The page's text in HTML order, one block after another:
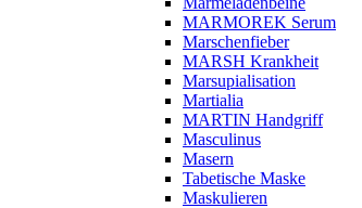
MARMOREK Serum
Marschenfieber
MARSH Krankheit
Marsupialisation
Martialia
MARTIN Handgriff
Masculinus
Masern
Tabetische Maske
Maskulieren